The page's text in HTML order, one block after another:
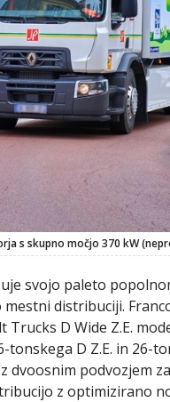
s skupno močjo 370 kW
svojo paleto
distribuciji.
D Wide Z.E.
tonskega D Z.E. in 26-
dvoosnim podvozjem
z optimizirano